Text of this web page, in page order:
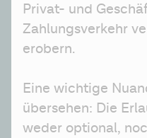
Privat- und
Zahlungsverkehr
erobern.
Eine wichtige
übersehen: Die
weder optional,